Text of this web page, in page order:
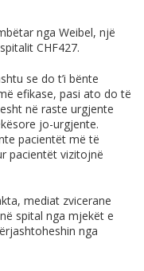
nga Weibel, një
CHF427.
se do t’i bënte
efikase, pasi ato do të
në raste urgjente
jo-urgjente.
pacientët më të
pacientët vizitojnë
mediat zvicerane
spital nga mjekët e
nga